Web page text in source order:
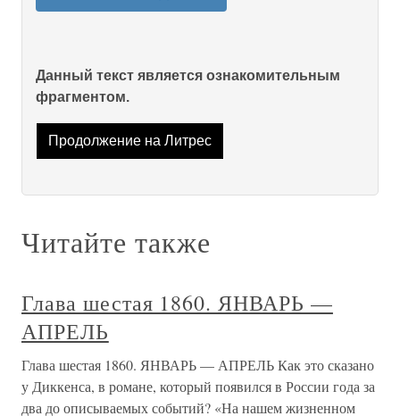
Данный текст является ознакомительным
фрагментом.
Продолжение на Литрес
Читайте также
Глава шестая 1860. ЯНВАРЬ —
АПРЕЛЬ
Глава шестая 1860. ЯНВАРЬ — АПРЕЛЬ Как это сказано
у Диккенса, в романе, который появился в России года за
два до описываемых событий? «На нашем жизненном